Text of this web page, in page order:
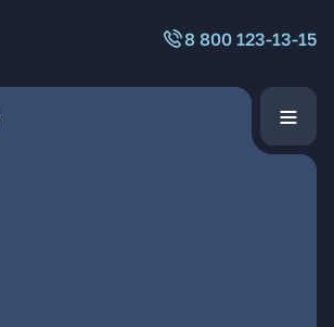
8 800 123-13-15